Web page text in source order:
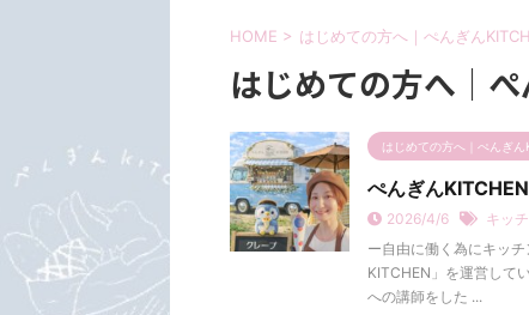
HOME > はじめての方へ｜ぺんぎん
はじめての方へ｜
はじめての方へ｜ぺんぎん
ぺんぎん
2026/4/6 キッ
ー自由に働く為にキッ
KITCHEN」を運営して
への講師をした ...